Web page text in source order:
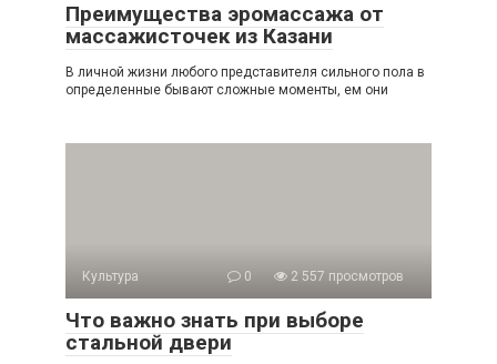
Преимущества эромассажа от
массажисточек из Казани
В личной жизни любого представителя сильного пола в
определенные бывают сложные моменты, ем они
Культура 0 2 557 просмотров
Что важно знать при выборе
стальной двери